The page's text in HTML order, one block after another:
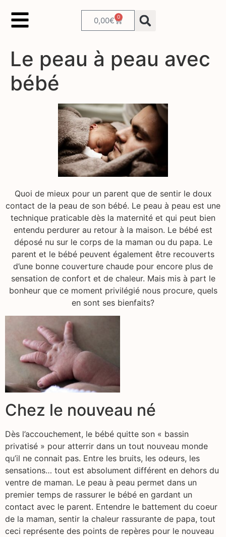
0,00€ 0
Le peau à peau avec
bébé
Quoi de mieux pour un parent que de sentir le doux
contact de la peau de son bébé. Le peau à peau est une
technique praticable dès la maternité et qui peut bien
entendu perdurer au retour à la maison. Le bébé est
déposé nu sur le corps de la maman ou du papa. Le
parent et le bébé peuvent également être recouverts
d’une bonne couverture chaude pour encore plus de
sensation de confort et de chaleur. Mais mis à part le
bonheur que ce moment privilégié nous procure, quels
en sont ses bienfaits?
Chez le nouveau né
Dès l’accouchement, le bébé quitte son « bassin
privatisé » pour atterrir dans un tout nouveau monde
qu’il ne connait pas. Entre les bruits, les odeurs, les
sensations… tout est absolument différent en dehors du
ventre de maman. Le peau à peau permet dans un
premier temps de rassurer le bébé en gardant un
contact avec le parent. Entendre le battement du coeur
de la maman, sentir la chaleur rassurante de papa, tout
ceci représente des points de repères pour le nouveau